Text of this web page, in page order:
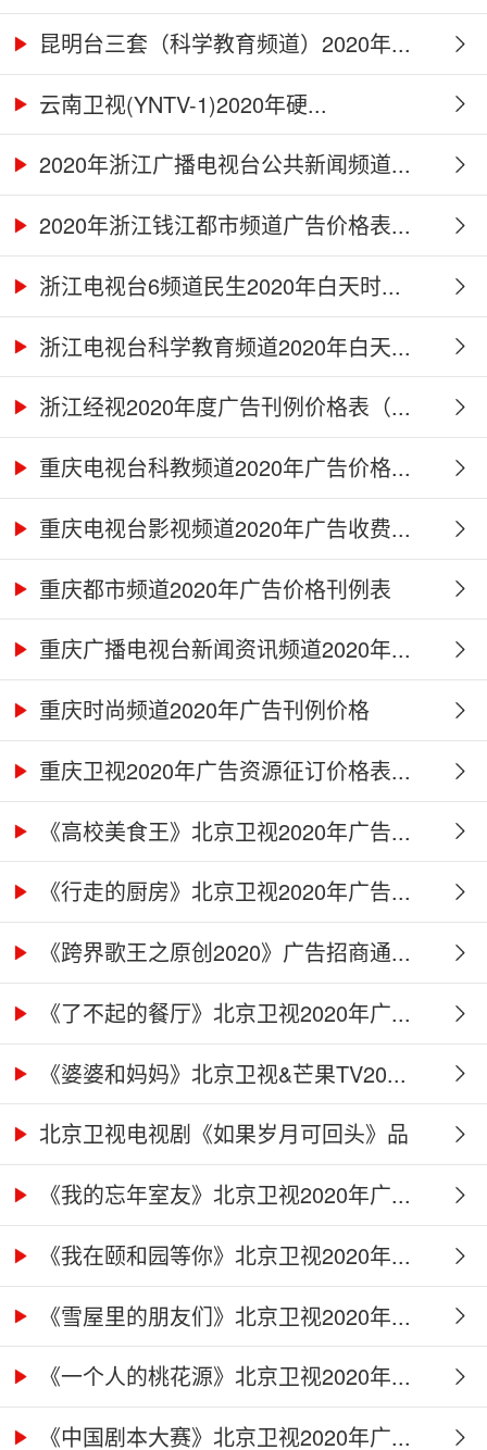
2... 昆明台三套（科学教育频道）2020年...
云南卫视(YNTV-1)2020年硬...
2020年浙江广播电视台公共新闻频道...
2020年浙江钱江都市频道广告价格表...
浙江电视台6频道民生2020年白天时...
浙江电视台科学教育频道2020年白天...
浙江经视2020年度广告刊例价格表（...
重庆电视台科教频道2020年广告价格...
重庆电视台影视频道2020年广告收费...
重庆都市频道2020年广告价格刊例表
重庆广播电视台新闻资讯频道2020年...
重庆时尚频道2020年广告刊例价格
重庆卫视2020年广告资源征订价格表...
《高校美食王》北京卫视2020年广告...
《行走的厨房》北京卫视2020年广告...
《跨界歌王之原创2020》广告招商通...
《了不起的餐厅》北京卫视2020年广...
《婆婆和妈妈》北京卫视&芒果TV20...
北京卫视电视剧《如果岁月可回头》品
牌...《我的忘年室友》北京卫视2020年广...
《我在颐和园等你》北京卫视2020年...
《雪屋里的朋友们》北京卫视2020年...
《一个人的桃花源》北京卫视2020年...
《中国剧本大赛》北京卫视2020年广...